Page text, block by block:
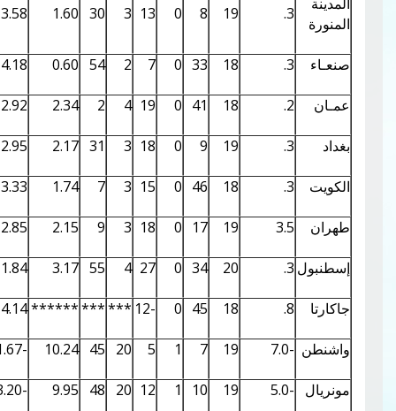
19
8
0
30
1.60
3.58
4.94
0.19
18
33
0
54
0.60
4.18
4.81
0.18
18
41
0
2.34
2.92
5.06
0.20
19
9
0
31
2.17
2.95
4.94
0.19
18
46
0
1.74
3.33
4.86
0.18
19
17
0
2.15
2.85
4.87
0.18
20
34
0
55
3.17
1.84
5.30
0.21
18
45
0
***
***
******
4.14
4.57
0.16
19
7
1
5
20
45
10.24
12.15
1.13
19
10
1
12
20
48
9.95
-3.20
12.17
1.13